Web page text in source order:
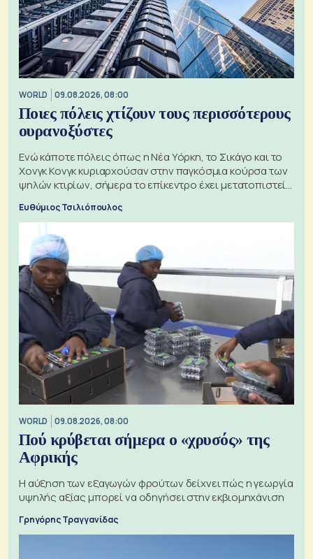
WORLD 09.08.2026, 08:00
Ποιες πόλεις χτίζουν τους περισσότερους
ουρανοξύστες
Ενώ κάποτε πόλεις όπως η Νέα Υόρκη, το Σικάγο και το
Χονγκ Κονγκ κυριαρχούσαν στην παγκόσμια κούρσα των
ψηλών κτιρίων, σήμερα το επίκεντρο έχει μετατοπιστεί
Ευθύμιος Τσιλιόπουλος
WORLD 09.08.2026, 08:00
Πού κρύβεται σήμερα ο «χρυσός» της
Αφρικής
Η αύξηση των εξαγωγών φρούτων δείχνει πώς η γεωργία
υψηλής αξίας μπορεί να οδηγήσει στην εκβιομηχάνιση
Γρηγόρης Τραγγανίδας